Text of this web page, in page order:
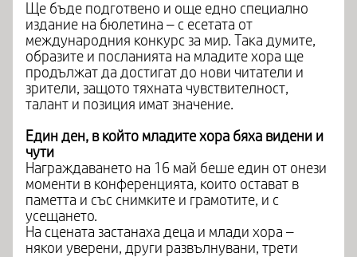
Ще бъде подготвено и още едно специално
издание на бюлетина – с есетата от
международния конкурс за мир. Така думите,
образите и посланията на младите хора ще
продължат да достигат до нови читатели и
зрители, защото тяхната чувствителност,
талант и позиция имат значение.
Един ден, в който младите хора бяха видени и
чути
Награждаването на 16 май беше един от онези
моменти в конференцията, които остават в
паметта и със снимките и грамотите, и с
усещането.
На сцената застанаха деца и млади хора –
някои уверени, други развълнувани, трети